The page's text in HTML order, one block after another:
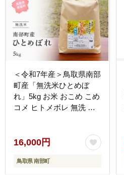
＜令和7年産＞鳥取県南部
町産「無洗米ひとめぼ
れ」5kg お米 おこめ こめ
コメ ヒトメボレ 無洗 板
16,000円
鳥取県 南部町